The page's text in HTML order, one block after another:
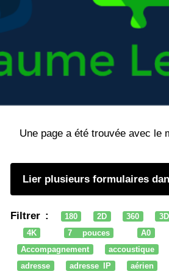
Une page a été trouvée avec le
Lier plusieurs formulaires
Filtrer : 180 2D 360 3D
4K
7 pouces A0
Accompagnement
accoustique
adresse
adresse IP aérien